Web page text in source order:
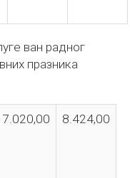
ван радног
празника
7.020,00 8.424,00